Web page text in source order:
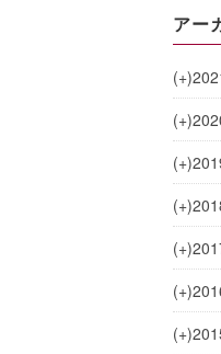
アー
(+)
(+)
(+)
(+)
(+)
(+)
(+)